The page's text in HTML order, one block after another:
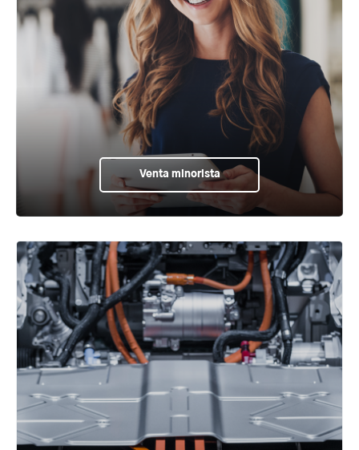
Venta minorista